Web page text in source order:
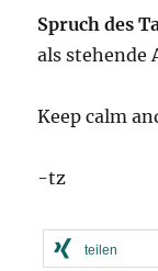
Spruch des
als stehende
Keep calm
-tz
teilen